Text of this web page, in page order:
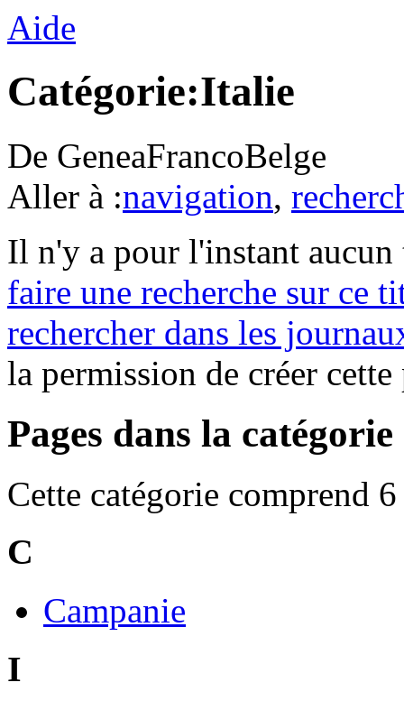
Aide
Catégorie:Italie
De GeneaFrancoBelge
Aller à :navigation,
Il n'y a pour l'instant aucun
faire une recherche sur ce
rechercher dans les
la permission de créer cette
Pages dans la
Cette catégorie comprend
C
Campanie
I